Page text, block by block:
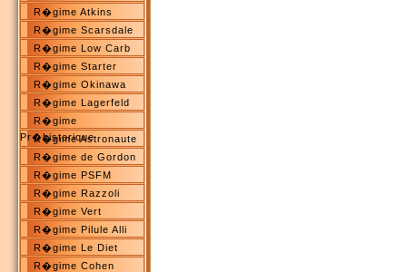
R�gime Atkins
R�gime Scarsdale
R�gime Low Carb
R�gime Starter
R�gime Okinawa
R�gime Lagerfeld
R�gime
Pr�historique
R�gime Astronaute
R�gime de Gordon
R�gime PSFM
R�gime Razzoli
R�gime Vert
R�gime Pilule Alli
R�gime Le Diet
R�gime Cohen